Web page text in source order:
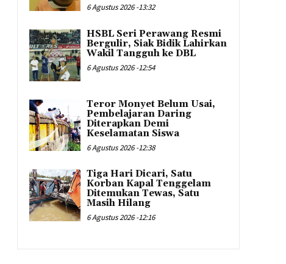
6 Agustus 2026 -13:32
HSBL Seri Perawang Resmi
Bergulir, Siak Bidik Lahirkan
Wakil Tangguh ke DBL
6 Agustus 2026 -12:54
Teror Monyet Belum Usai,
Pembelajaran Daring
Diterapkan Demi
Keselamatan Siswa
6 Agustus 2026 -12:38
Tiga Hari Dicari, Satu
Korban Kapal Tenggelam
Ditemukan Tewas, Satu
Masih Hilang
6 Agustus 2026 -12:16